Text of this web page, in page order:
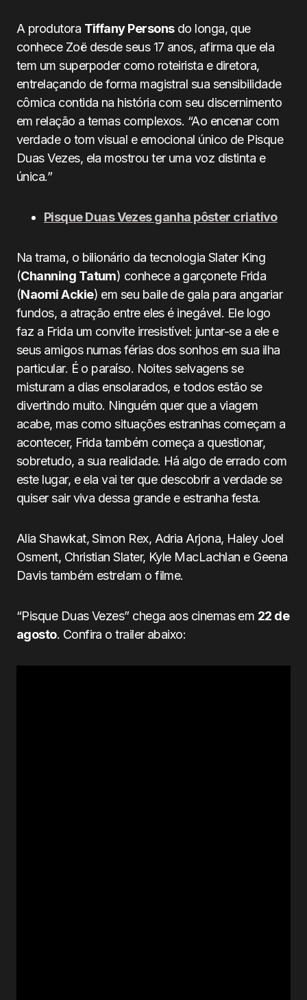
A produtora Tiffany Personsdo longa, que
conhece Zoë desde seus 17 anos, afirma que ela
tem um superpoder como roteirista e diretora,
entrelaçando de forma magistral sua sensibilidade
cômica contida na história com seu discernimento
em relação a temas complexos. “Ao encenar com
verdade o tom visual e emocional único de Pisque
Duas Vezes, ela mostrou ter uma voz distinta e
única.”
Pisque Duas Vezes ganha pôster criativo
Na trama, o bilionário da tecnologia Slater King
(Channing Tatum) conhece a garçonete Frida
(Naomi Ackie) em seu baile de gala para angariar
fundos, a atração entre eles é inegável. Ele logo
faz a Frida um convite irresistível: juntar-se a ele e
seus amigos numas férias dos sonhos em sua ilha
particular. É o paraíso. Noites selvagens se
misturam a dias ensolarados, e todos estão se
divertindo muito. Ninguém quer que a viagem
acabe, mas como situações estranhas começam a
acontecer, Frida também começa a questionar,
sobretudo, a sua realidade. Há algo de errado com
este lugar, e ela vai ter que descobrir a verdade se
quiser sair viva dessa grande e estranha festa.
Alia Shawkat, Simon Rex, Adria Arjona, Haley Joel
Osment, Christian Slater, Kyle MacLachlan e Geena
Davis também estrelam o filme.
“Pisque Duas Vezes” chega aos cinemas em 22 de
agosto. Confira o trailer abaixo: